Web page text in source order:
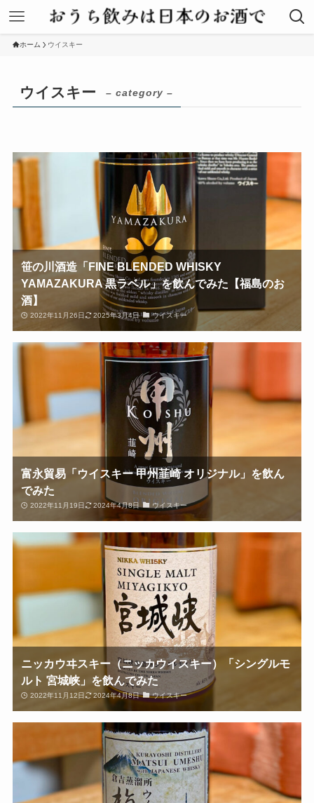
ホーム ウイスキー
ウイスキー – category –
笹の川酒造「FINE BLENDED WHISKY
YAMAZAKURA 黒ラベル」を飲んでみた【福島のお
酒】
2022年11月26日 2025年3月4日 ウイスキー
富永貿易「ウイスキー 甲州韮崎 オリジナル」を飲ん
でみた
2022年11月19日 2024年4月8日 ウイスキー
ニッカウヰスキー（ニッカウイスキー）「シングルモ
ルト 宮城峡」を飲んでみた
2022年11月12日 2024年4月8日 ウイスキー